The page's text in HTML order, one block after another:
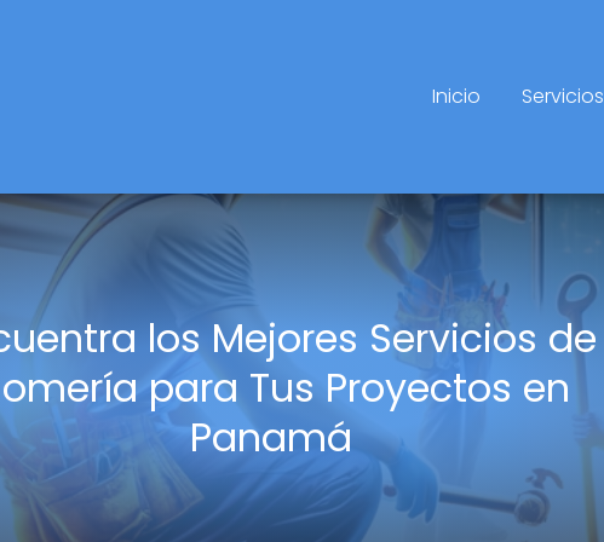
Inicio Servicios
los Mejores Servicios de
para Tus Proyectos en
Panamá